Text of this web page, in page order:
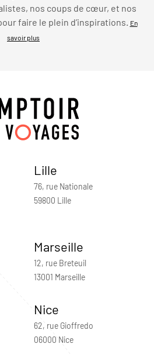
nos coups de cœur, et nos
faire le plein d’inspirations.
En
savoir plus
Lille
76, rue Nationale
59800 Lille
Marseille
12, rue Breteuil
13001 Marseille
Nice
62, rue Gioffredo
06000 Nice